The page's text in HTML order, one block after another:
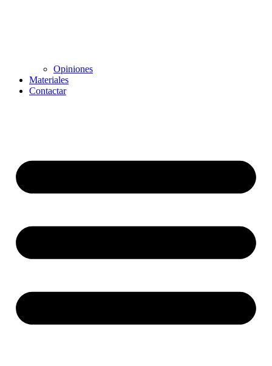
Opiniones
Materiales
Contactar